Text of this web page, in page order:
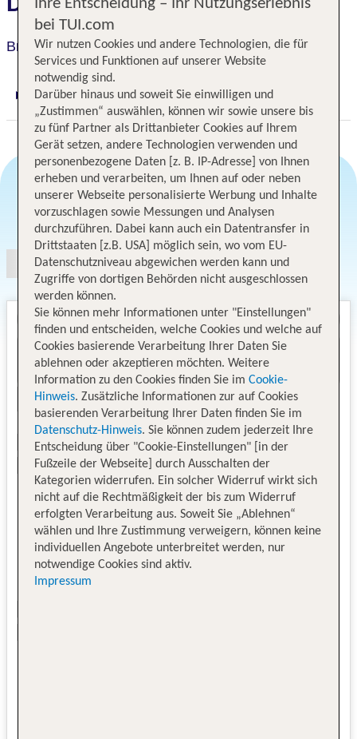
Breidenbacher Hof
Digitaler und telefonischer 24/7 TUI Service
Angebotsauswahl
Ihre Entscheidung – Ihr Nutzungserlebnis
bei TUI.com
Wir nutzen Cookies und andere Technologien, die für
Services und Funktionen auf unserer Website
notwendig sind.
Darüber hinaus und soweit Sie einwilligen und
„Zustimmen“ auswählen, können wir sowie unsere bis
zu fünf Partner als Drittanbieter Cookies auf Ihrem
Gerät setzen, andere Technologien verwenden und
personenbezogene Daten [z. B. IP-Adresse] von Ihnen
erheben und verarbeiten, um Ihnen auf oder neben
unserer Webseite personalisierte Werbung und Inhalte
vorzuschlagen sowie Messungen und Analysen
durchzuführen. Dabei kann auch ein Datentransfer in
Drittstaaten [z.B. USA] möglich sein, wo vom EU-
Datenschutzniveau abgewichen werden kann und
Zugriffe von dortigen Behörden nicht ausgeschlossen
werden können.
Sie können mehr Informationen unter "Einstellungen"
finden und entscheiden, welche Cookies und welche auf
Cookies basierende Verarbeitung Ihrer Daten Sie
ablehnen oder akzeptieren möchten. Weitere
Information zu den Cookies finden Sie im Cookie-
Hinweis. Zusätzliche Informationen zur auf Cookies
basierenden Verarbeitung Ihrer Daten finden Sie im
Datenschutz-Hinweis. Sie können zudem jederzeit Ihre
Entscheidung über "Cookie-Einstellungen" [in der
Fußzeile der Webseite] durch Ausschalten der
Kategorien widerrufen. Ein solcher Widerruf wirkt sich
nicht auf die Rechtmäßigkeit der bis zum Widerruf
erfolgten Verarbeitung aus. Soweit Sie „Ablehnen“
wählen und Ihre Zustimmung verweigern, können keine
individuellen Angebote unterbreitet werden, nur
notwendige Cookies sind aktiv.
Impressum